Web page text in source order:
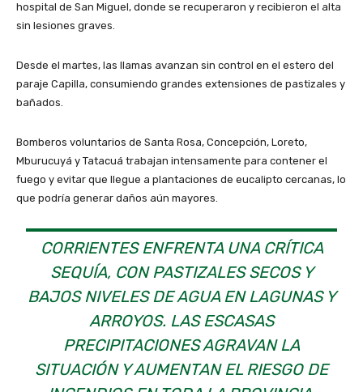
hospital de San Miguel, donde se recuperaron y recibieron el alta
sin lesiones graves.
Desde el martes, las llamas avanzan sin control en el estero del
paraje Capilla, consumiendo grandes extensiones de pastizales y
bañados.
Bomberos voluntarios de Santa Rosa, Concepción, Loreto,
Mburucuyá y Tatacuá trabajan intensamente para contener el
fuego y evitar que llegue a plantaciones de eucalipto cercanas, lo
que podría generar daños aún mayores.
CORRIENTES ENFRENTA UNA CRÍTICA
SEQUÍA, CON PASTIZALES SECOS Y
BAJOS NIVELES DE AGUA EN LAGUNAS Y
ARROYOS. LAS ESCASAS
PRECIPITACIONES AGRAVAN LA
SITUACIÓN Y AUMENTAN EL RIESGO DE